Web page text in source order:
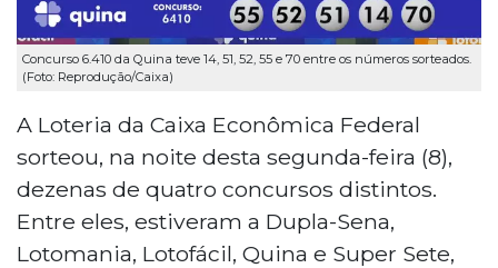
Concurso 6.410 da Quina teve 14, 51, 52, 55 e 70 entre os números sorteados.
(Foto: Reprodução/Caixa)
A Loteria da Caixa Econômica Federal
sorteou, na noite desta segunda-feira (8),
dezenas de quatro concursos distintos.
Entre eles, estiveram a Dupla-Sena,
Lotomania, Lotofácil, Quina e Super Sete,